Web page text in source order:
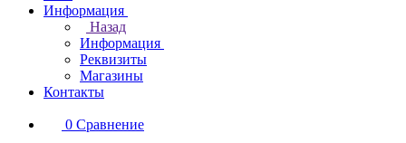
Информация
Назад
Информация
Реквизиты
Магазины
Контакты
0 Сравнение